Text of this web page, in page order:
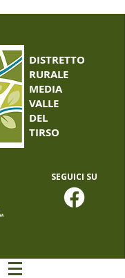
DISTRETTO
RURALE
MEDIA
VALLE
DEL
TIRSO
SEGUICI SU